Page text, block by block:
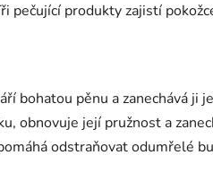
produkty zajistí
bohatou pěnu a zanechává ji
obnovuje její pružnost a
odstraňovat odumřelé